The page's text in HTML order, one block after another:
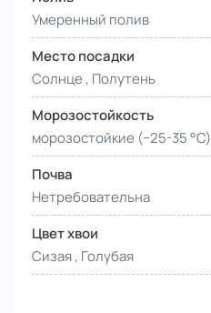
Умеренный полив
Место посадки
Солнце , Полутень
Морозостойкость
морозостойкие (−25-35 °С)
Почва
Нетребовательна
Цвет хвои
Сизая , Голубая